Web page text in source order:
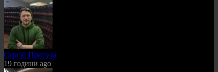
Сергій Притула
19 години ago